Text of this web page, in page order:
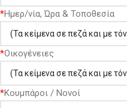
*Ημερ/νία, Ώρα & Τοποθεσία
*Οικογένειες
*Κουμπάροι / Νονοί